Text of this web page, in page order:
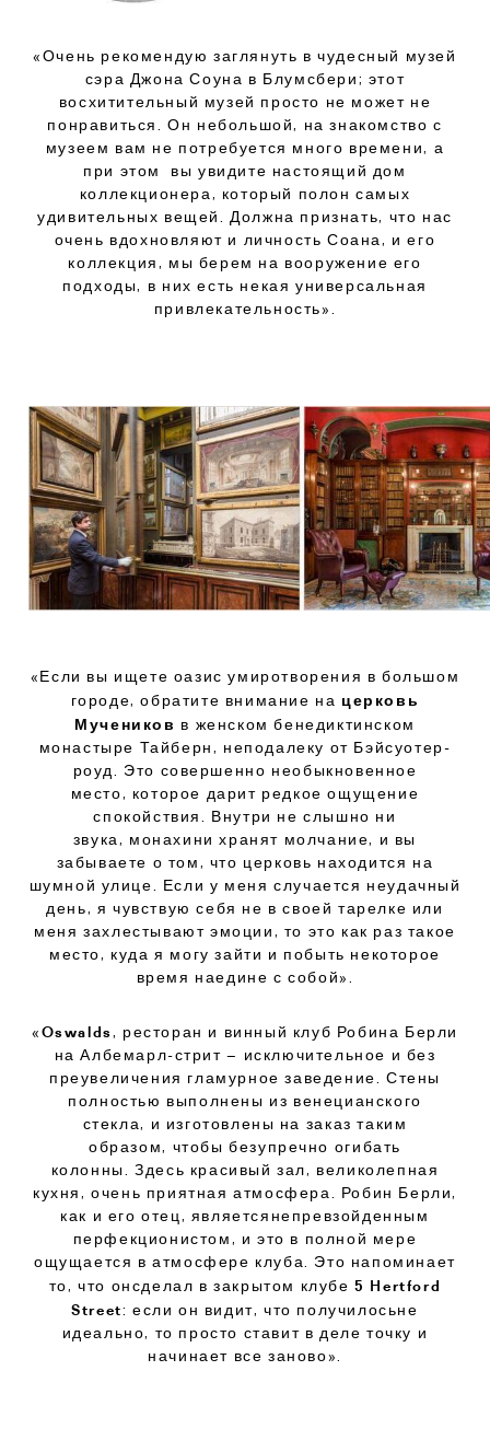
«Очень рекомендую заглянуть в чудесный музей
сэра Джона Соуна в Блумсбери; этот
восхитительный музей просто не может не
понравиться.
Он небольшой, на знакомство с
музеем вам не потребуется много времени, а
при этом вы увидите настоящий дом
коллекционера, который полон самых
удивительных вещей.
Должна признать, что нас
очень вдохновляют и личность Соана, и его
коллекция, мы берем на вооружение его
подходы, в них есть некая универсальная
привлекательность».
«Если вы ищете оазис умиротворения в большом
городе, обратите внимание на церковь
Мучеников в женском бенедиктинском
монастыре Тайберн, неподалеку от Бэйсуотер-
роуд. Это совершенно необыкновенное
место, которое дарит редкое ощущение
спокойствия. Внутри не слышно ни
звука, монахини хранят молчание, и вы
забываете о том, что церковь находится на
шумной улице. Если у меня случается неудачный
день, я чувствую себя не в своей тарелке или
меня захлестывают эмоции, то это как раз такое
место, куда я могу зайти и побыть некоторое
время наедине с собой».
«Oswalds, ресторан и винный клуб Робина Берли
на Албемарл-стрит – исключительное и без
преувеличения гламурное заведение. Стены
полностью выполнены из венецианского
стекла, и изготовлены на заказ таким
образом, чтобы безупречно огибать
колонны. Здесь красивый зал, великолепная
кухня, очень приятная атмосфера. Робин Берли,
как и его отец, являетсянепревзойденным
перфекционистом, и это в полной мере
ощущается в атмосфере клуба. Это напоминает
то, что онсделал в закрытом клубе5 Hertford
Street: если он видит, что получилосьне
идеально, то просто ставит в деле точку и
начинает все заново».